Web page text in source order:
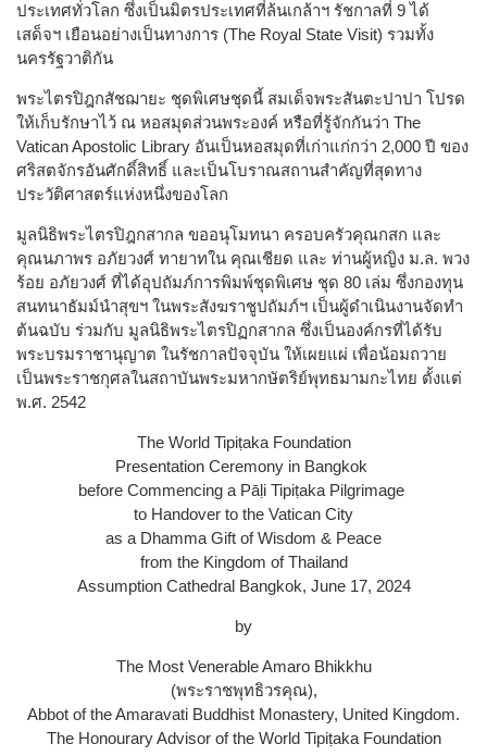
ประเทศทั่วโลก ซึ่งเป็นมิตรประเทศที่ล้นเกล้าฯ รัชกาลที่ 9 ได้
เสด็จฯ เยือนอย่างเป็นทางการ (The Royal State Visit) รวมทั้ง
นครรัฐวาติกัน
พระไตรปิฎกสัชฌายะ ชุดพิเศษชุดนี้ สมเด็จพระสันตะปาปา โปรด
ให้เก็บรักษาไว้ ณ หอสมุดส่วนพระองค์ หรือที่รู้จักกันว่า The
Vatican Apostolic Library อันเป็นหอสมุดที่เก่าแก่กว่า 2,000 ปี ของ
ศริสตจักรอันศักดิ์สิทธิ์ และเป็นโบราณสถานสำคัญที่สุดทาง
ประวัติศาสตร์แห่งหนึ่งของโลก
มูลนิธิพระไตรปิฎกสากล ขออนุโมทนา ครอบครัวคุณกสก และ
คุณนภาพร อภัยวงศ์ ทายาทใน คุณเชียด และ ท่านผู้หญิง ม.ล. พวง
ร้อย อภัยวงศ์ ที่ได้อุปถัมภ์การพิมพ์ชุดพิเศษ ชุด 80 เล่ม ซึ่งกองทุน
สนทนาธัมม์นำสุขฯ ในพระสังฆราชูปถัมภ์ฯ เป็นผู้ดำเนินงานจัดทำ
ต้นฉบับ ร่วมกับ มูลนิธิพระไตรปิฏกสากล ซึ่งเป็นองค์กรที่ได้รับ
พระบรมราชานุญาต ในรัชกาลปัจจุบัน ให้เผยแผ่ เพื่อน้อมถวาย
เป็นพระราชกุศลในสถาบันพระมหากษัตริย์พุทธมามกะไทย ตั้งแต่
พ.ศ. 2542
The World Tipiṭaka Foundation
Presentation Ceremony in Bangkok
before Commencing a Pāḷi Tipiṭaka Pilgrimage
to Handover to the Vatican City
as a Dhamma Gift of Wisdom & Peace
from the Kingdom of Thailand
Assumption Cathedral Bangkok, June 17, 2024
by
The Most Venerable Amaro Bhikkhu
(พระราชพุทธิวรคุณ),
Abbot of the Amaravati Buddhist Monastery, United Kingdom.
The Honourary Advisor of the World Tipiṭaka Foundation